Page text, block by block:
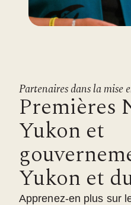
Partenaires dans la mise
Premières
Yukon et
Yukon et
Apprenez-en plus sur